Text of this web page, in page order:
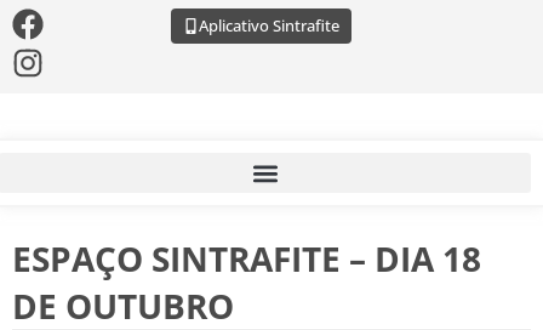
Aplicativo Sintrafite
ESPAÇO SINTRAFITE – DIA 18
DE OUTUBRO